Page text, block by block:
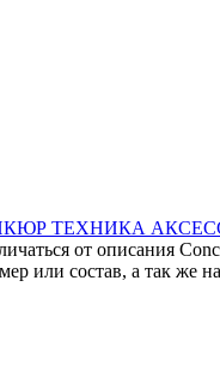
ТЕХНИКА
от описания
или состав, а так же